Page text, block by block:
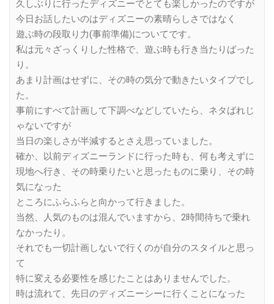
久しぶりに行ったディズニーでとても楽しかったのですが
今日お話したいのはディズニーの素晴らしさではなく
遊ぶ時の段取り力(事前準備)についてです。
私は元々ざっくりした性格で、遊ぶ時も行き当たりばった
り。
あまり計画はせずに、その時の気分で動きたいタイプでし
た。
事前にすべて計画して下調べなどしていたら、ネタばれじ
ゃないですが
当日の楽しさが半減するとさえ思っていました。
確か、以前ディズニーランドに行った時も、何も考えずに
現地へ行き、その時乗りたいと思ったものに乗り、その時
気になった
ところにふらふらと向かって行きました。
当然、人気のものは混んでいますから、2時間待ちで乗れ
なかったり。
それでも一切計画しないで行くのが自分のスタイルと思っ
て
特に変える必要性を感じたことはありませんでした。
時は流れて、先日のディズニーシーに行くことになった